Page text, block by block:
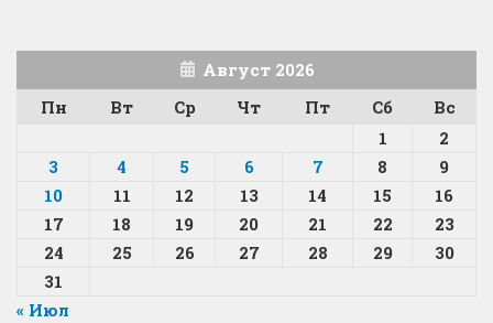
Август 2026
Пн
Вт Ср Чт Пт Сб
Вс
1
2
3
4 5 6 7 8
9
10
11 12 13 14 15
16
17
18 19 20 21 22
23
24
25 26 27 28 29
30
31
« Июл